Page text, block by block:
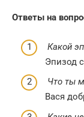
Ответы на
Какой
Эпизод
Что ты
Вася